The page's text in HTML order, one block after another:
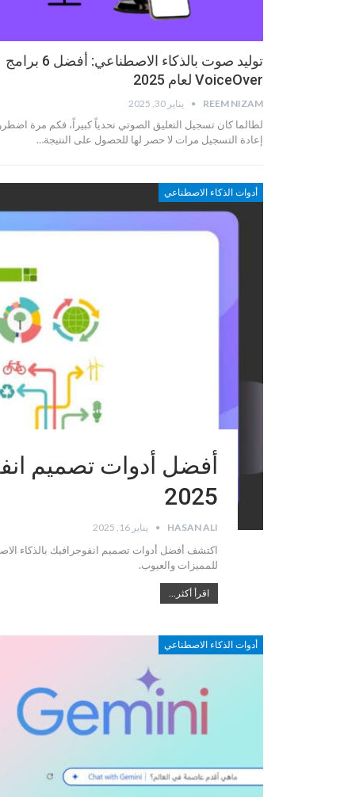
توليد صوت بالذكاء الاصطناعي: أفضل 6 برامج
VoiceOver لعام 2025
REEM NIZAM يناير 30, 2025
لطالما كان تسجيل التعليق الصوتي تحدياً كبيراً، فكم مرة
إعادة التسجيل مرات لا حصر لها للحصول على النتيجة…
أدوات الذكاء الاصطناعي
أفضل أدوات تصميم
2025
HASAN ALI يناير 16, 2025
للمميزات والعيوب.
اقرأ أكثر...
أدوات الذكاء الاصطناعي